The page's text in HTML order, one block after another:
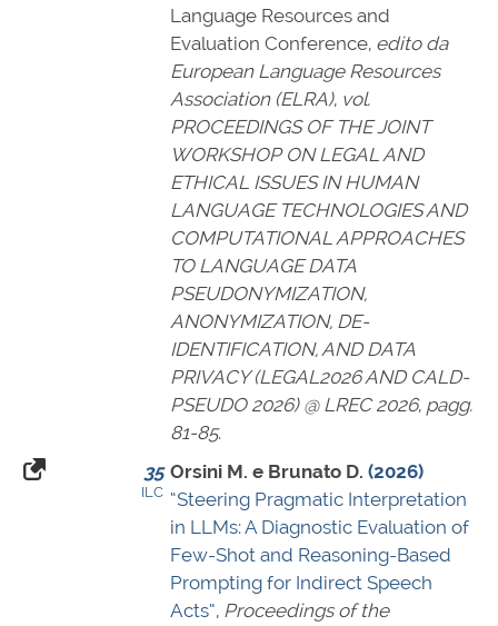
Language Resources and
Evaluation Conference, edito da
European Language Resources
Association (ELRA), vol.
PROCEEDINGS OF THE JOINT
WORKSHOP ON LEGAL AND
ETHICAL ISSUES IN HUMAN
LANGUAGE TECHNOLOGIES AND
COMPUTATIONAL APPROACHES
TO LANGUAGE DATA
PSEUDONYMIZATION,
ANONYMIZATION, DE-
IDENTIFICATION, AND DATA
PRIVACY (LEGAL2026 AND CALD-
PSEUDO 2026) @ LREC 2026, pagg.
81-85.
35
ILC
Orsini M. e Brunato D. (2026)
“Steering Pragmatic Interpretation
in LLMs: A Diagnostic Evaluation of
Few-Shot and Reasoning-Based
Prompting for Indirect Speech
Acts”, Proceedings of the